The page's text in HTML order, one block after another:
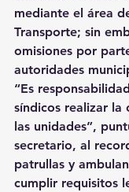
mediante el área
Transporte; sin
omisiones por
autoridades
“Es
síndicos realizar la
las unidades”,
secretario, al
patrullas y
cumplir requisitos